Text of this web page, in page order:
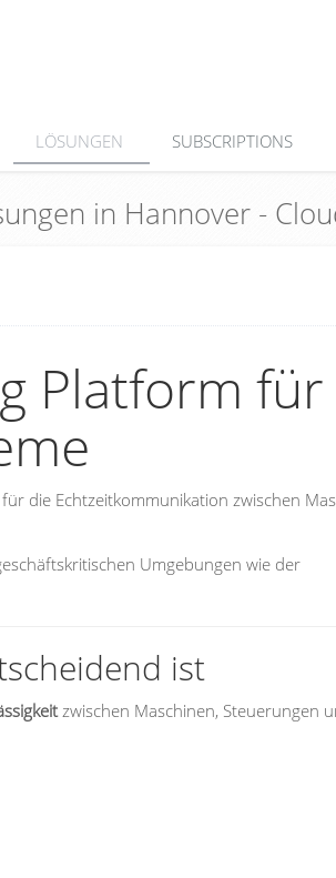
LÖSUNGEN SUBSCRIPTIONS
in Hannover -
Platform für
die Echtzeitkommunikation zwischen
Umgebungen wie der
ist
zwischen Maschinen, Steuerungen